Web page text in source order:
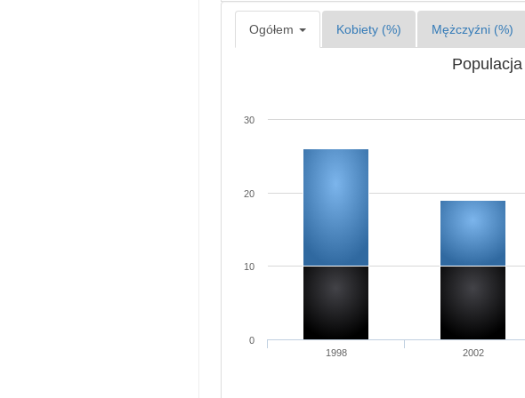
Ogółem Kobiety (%) Mężczyźni (%)
1998 2002
0
10
20
30